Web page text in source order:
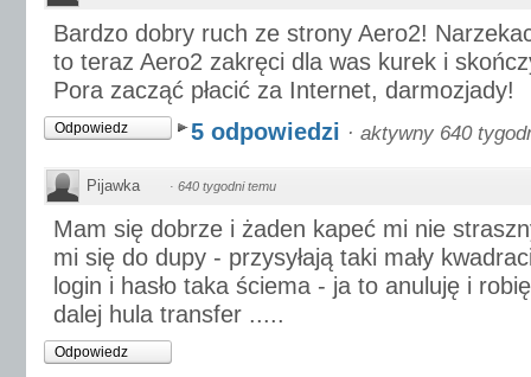
Bardzo dobry ruch ze strony Aero2!
to teraz Aero2 zakręci dla was kurek i
Pora zacząć płacić za Internet, darmozjady!
Odpowiedz 5 odpowiedzi · aktywny 640
Pijawka · 640 tygodni temu
Mam się dobrze i żaden kapeć mi nie
mi się do dupy - przysyłają taki mały
login i hasło taka ściema - ja to anuluję i
dalej hula transfer .....
Odpowiedz